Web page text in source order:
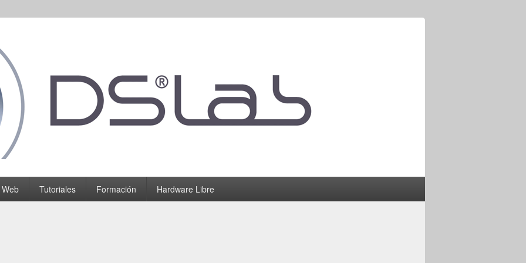
Tutoriales Formación Hardware Libre